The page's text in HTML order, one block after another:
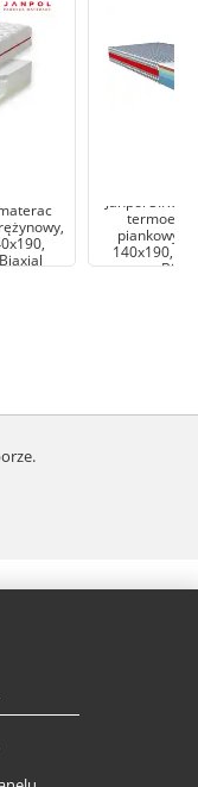
Janpol
piankowy,
140x190,